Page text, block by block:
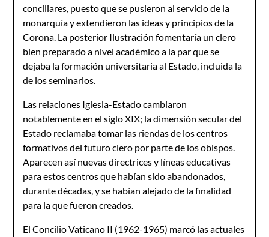
conciliares, puesto que se pusieron al servicio de la
monarquía y extendieron las ideas y principios de la
Corona. La posterior Ilustración fomentaría un clero
bien preparado a nivel académico a la par que se
dejaba la formación universitaria al Estado, incluida la
de los seminarios.
Las relaciones Iglesia-Estado cambiaron
notablemente en el siglo XIX; la dimensión secular del
Estado reclamaba tomar las riendas de los centros
formativos del futuro clero por parte de los obispos.
Aparecen así nuevas directrices y líneas educativas
para estos centros que habían sido abandonados,
durante décadas, y se habían alejado de la finalidad
para la que fueron creados.
El Concilio Vaticano II (1962-1965) marcó las actuales